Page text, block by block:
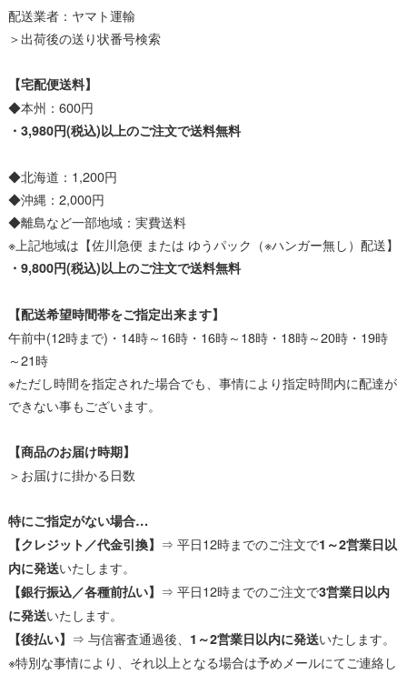
配送業者：ヤマト運輸
＞出荷後の送り状番号検索
【宅配便送料】
◆本州：600円
・3,980円(税込)以上のご注文で送料無料
◆北海道：1,200円
◆沖縄：2,000円
◆離島など一部地域：実費送料
※上記地域は【佐川急便 または ゆうパック（※ハンガー無し）配送】
・9,800円(税込)以上のご注文で送料無料
【配送希望時間帯をご指定出来ます】
午前中(12時まで)・14時～16時・16時～18時・18時～20時・19時
～21時
※ただし時間を指定された場合でも、事情により指定時間内に配達が
できない事もございます。
【商品のお届け時期】
＞お届けに掛かる日数
特にご指定がない場合…
【クレジット／代金引換】 ⇒ 平日12時までのご注文で1～2営業日以
内に発送いたします。
【銀行振込／各種前払い】 ⇒ 平日12時までのご注文で3営業日以内
に発送いたします。
【後払い】 ⇒ 与信審査通過後、 1～2営業日以内に発送いたします。
※特別な事情により、それ以上となる場合は予めメールにてご連絡し